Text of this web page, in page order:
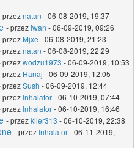
przeznatan - 06-08-2019, 19:37
- przeziwan - 06-09-2019, 09:26
przez Mjxe - 06-08-2019, 21:23
przeznatan - 06-08-2019, 22:29
przezwodzu1973 - 06-09-2019, 10:53
przez Hanaj - 06-09-2019, 12:05
przezSush - 06-09-2019, 12:44
przez Inhalator- 06-10-2019, 07:44
przez Inhalator- 06-10-2019, 16:46
- przezkiler313 - 06-10-2019, 22:38
- przez Inhalator- 06-11-2019,